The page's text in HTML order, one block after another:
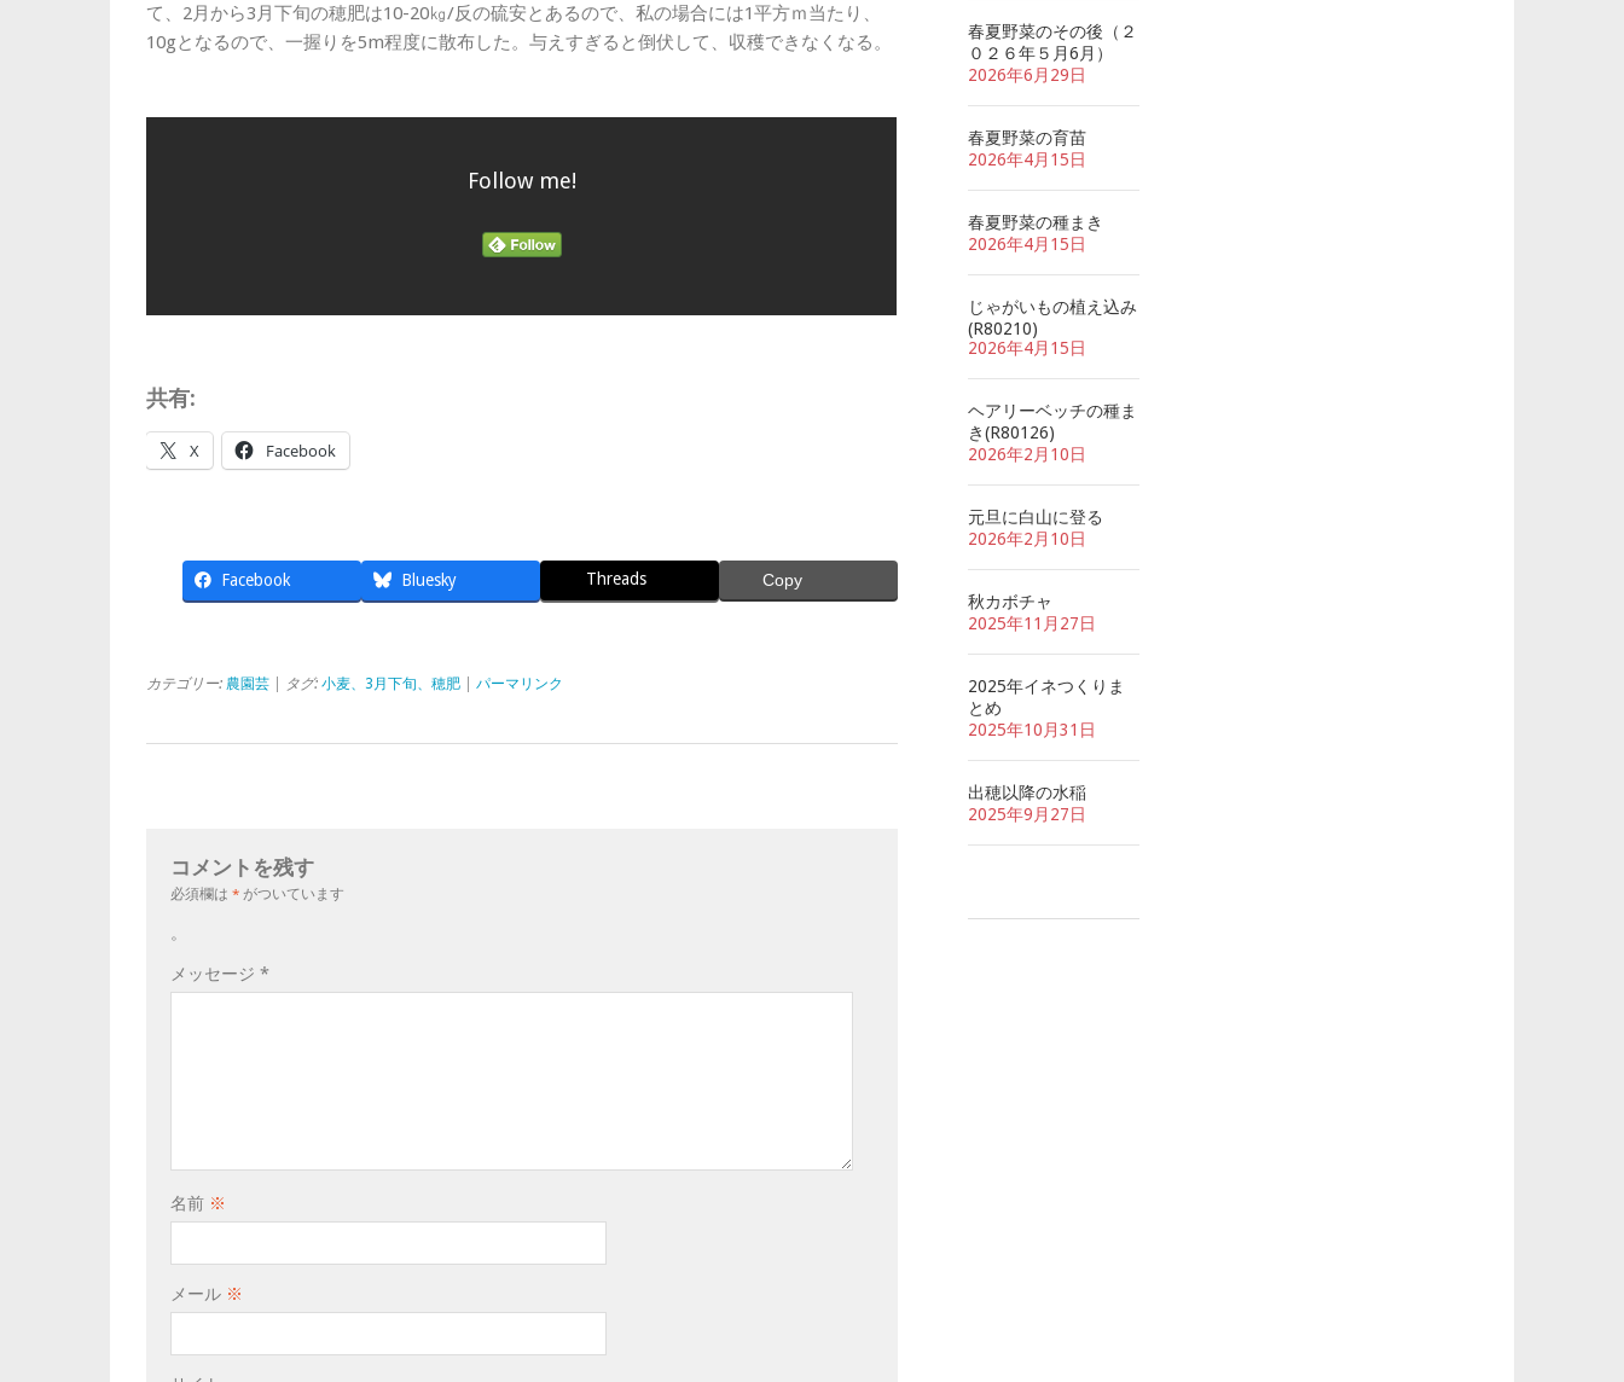
て、2月から3月下旬の穂肥は10-20㎏/反の硫安とあるので、私の場合には1平方ｍ当たり、
10gとなるので、一握りを5m程度に散布した。与えすぎると倒伏して、収穫できなくなる。
Follow me!
共有:
X Facebook
Facebook Bluesky Threads Copy
カテゴリー: 農園芸 | タグ: 小麦、3月下旬、穂肥 パーマリンク
コメントを残す
必須欄は * がついています
。
メッセージ *
名前 ※
メール ※
春夏野菜のその後（２
０２６年５月6月）
2026年6月29日
春夏野菜の育苗
2026年4月15日
春夏野菜の種まき
2026年4月15日
じゃがいもの植え込み
(R80210)
2026年4月15日
ヘアリーベッチの種ま
き(R80126)
2026年2月10日
元旦に白山に登る
2026年2月10日
秋カボチャ
2025年11月27日
2025年イネつくりま
とめ
2025年10月31日
出穂以降の水稲
2025年9月27日